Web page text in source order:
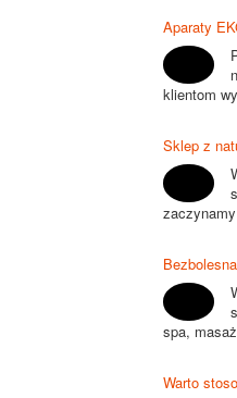
Aparaty
klientom
Sklep z
spa,
Warto